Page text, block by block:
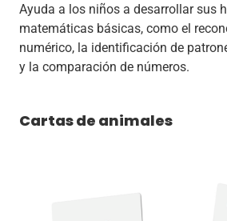
Ayuda a los niños a desarrollar sus
matemáticas básicas, como el
numérico, la identificación de
y la comparación de números.
Cartas de animales